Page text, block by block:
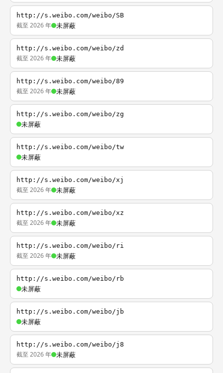
http://s.weibo.com/weibo/SB
截至 2026 年 未屏蔽
http://s.weibo.com/weibo/zd
截至 2026 年 未屏蔽
http://s.weibo.com/weibo/89
截至 2026 年 未屏蔽
http://s.weibo.com/weibo/zg
未屏蔽
http://s.weibo.com/weibo/tw
未屏蔽
http://s.weibo.com/weibo/xj
截至 2026 年 未屏蔽
http://s.weibo.com/weibo/xz
截至 2026 年 未屏蔽
http://s.weibo.com/weibo/ri
截至 2026 年 未屏蔽
http://s.weibo.com/weibo/rb
未屏蔽
http://s.weibo.com/weibo/jb
未屏蔽
http://s.weibo.com/weibo/j8
截至 2026 年 未屏蔽